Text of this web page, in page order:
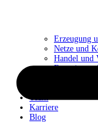
Erzeugung
Netze und
Handel und
Team
Karriere
Blog